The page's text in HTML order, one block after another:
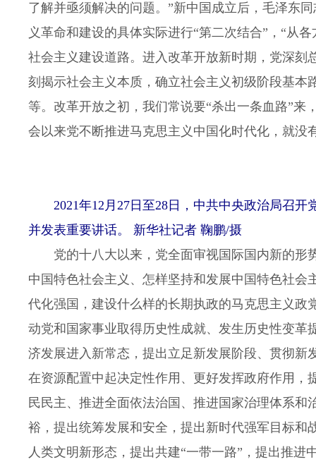
了解并亟须解决的问题。”新中国成立后，毛泽东
义革命和建设的具体实际进行“第二次结合”，“从
社会主义建设道路。进入改革开放新时期，党深
刻揭示社会主义本质，确立社会主义初级阶段基
等。改革开放之初，我们常说要“杀出一条血路”
会以来党不断推进马克思主义中国化时代化，就
2021年12月27日至28日，中共中央政治局召
并发表重要讲话。 新华社记者 鞠鹏/摄
党的十八大以来，党全面审视国际国内新的形
中国特色社会主义、怎样坚持和发展中国特色社
代化强国，建设什么样的长期执政的马克思主义
动党和国家事业取得历史性成就、发生历史性变
济发展进入新常态，提出立足新发展阶段、贯彻
在资源配置中起决定性作用、更好发挥政府作用
民民主、推进全面依法治国、推进国家治理体系
裕，提出统筹发展和安全，提出新时代强军目标
人类文明新形态，提出共建“一带一路”，提出推